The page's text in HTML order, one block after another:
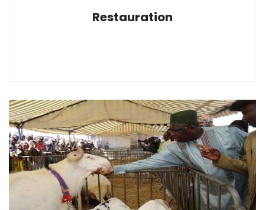
Restauration